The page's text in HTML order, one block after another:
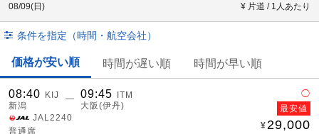
08/09(日) ¥ 片道 / 1人あたり
条件を指定（時間・航空会社）
価格が安い順 時間が遅い順 時間が早い順
08:40
KIJ
新潟
― 09:45
ITM
大阪(伊丹)
JAL2240
普通席
◯
最安値
29,000